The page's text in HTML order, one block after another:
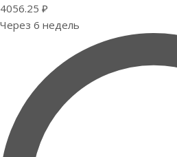
4056.25 ₽
Через 6 недель